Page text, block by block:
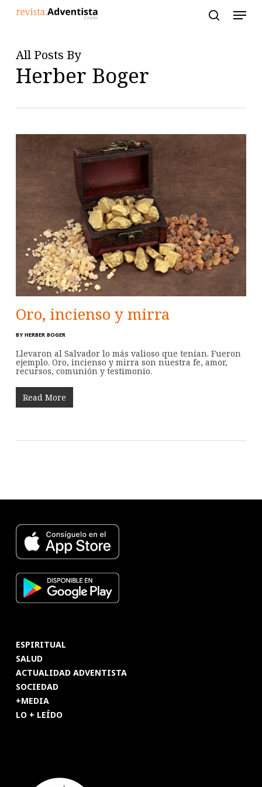
contentAll Posts By
Herber Boger
Oro, incienso y mirra
BY HERBER BOGER
Llevaron al Salvador lo más valioso que tenían. Fueron
ejemplo. Oro, incienso y mirra son nuestra fe, amor,
recursos, comunión y testimonio.
Read More
ESPIRITUAL
SALUD
ACTUALIDAD ADVENTISTA
SOCIEDAD
+MEDIA
LO + LEÍDO